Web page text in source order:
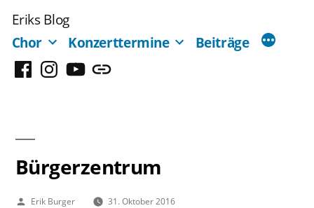
Inhalt
springen
Eriks Blog
Chor
Konzerttermine Beiträge
FacebookInstagram
YouTubeMastodon
Bürgerzentrum
Veröffentlicht
Erik Burger
31. Oktober 2016